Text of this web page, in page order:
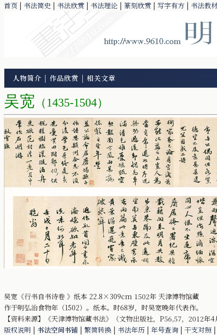
首页 | 书法简史 | 书法欣赏 | 书法理论 | 篆刻欣赏 | 写字有方 | 书法教
人物简介 | 作品欣赏 | 相关文章
吴宽 （1435-1504）
吴宽《行书自书诗卷 》纸本 22.8×309cm 1502年 天津博物馆藏
作于明弘治食物年（1502）。纸本。时68岁，时吴宽晚年代表作。
【资料来源】《天津博物馆藏书法》（文物出版社，P56,57，2012年4
版权说明 | 书法空间书铺 | 繁简转换 | 书法年历 | 年号查询 | 干支对照